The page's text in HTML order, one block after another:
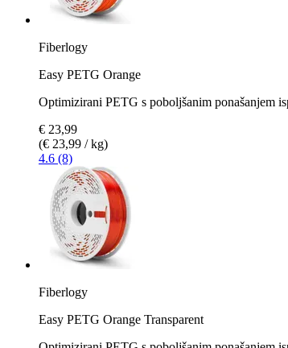
Fiberlogy
Easy PETG Orange
Optimizirani PETG s poboljšanim ponašanjem
€ 23,99
(€ 23,99 / kg)
4.6 (8)
Fiberlogy
Easy PETG Orange Transparent